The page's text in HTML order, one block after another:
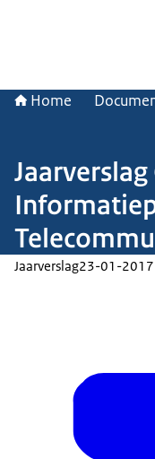
Home
Jaarverslag23-01-2017